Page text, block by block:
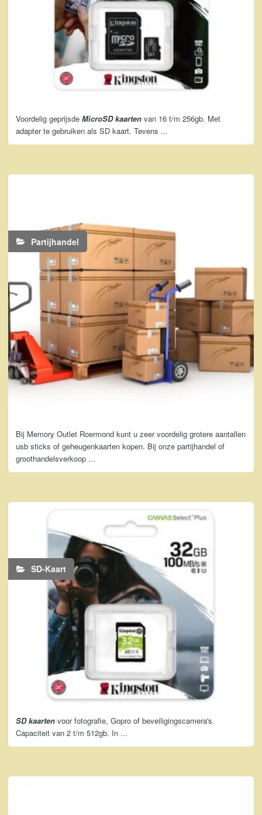
Voordelig geprijsde MicroSD kaarten van 16 t/m 256gb. Met
adapter te gebruiken als SD kaart. Tevens ...
Partijhandel
Bij Memory Outlet Roermond kunt u zeer voordelig grotere aantallen
usb sticks of geheugenkaarten kopen. Bij onze partijhandel of
groothandelsverkoop ...
SD-Kaart
SD kaarten voor fotografie, Gopro of beveiligingscamera's.
Capaciteit van 2 t/m 512gb. In ...